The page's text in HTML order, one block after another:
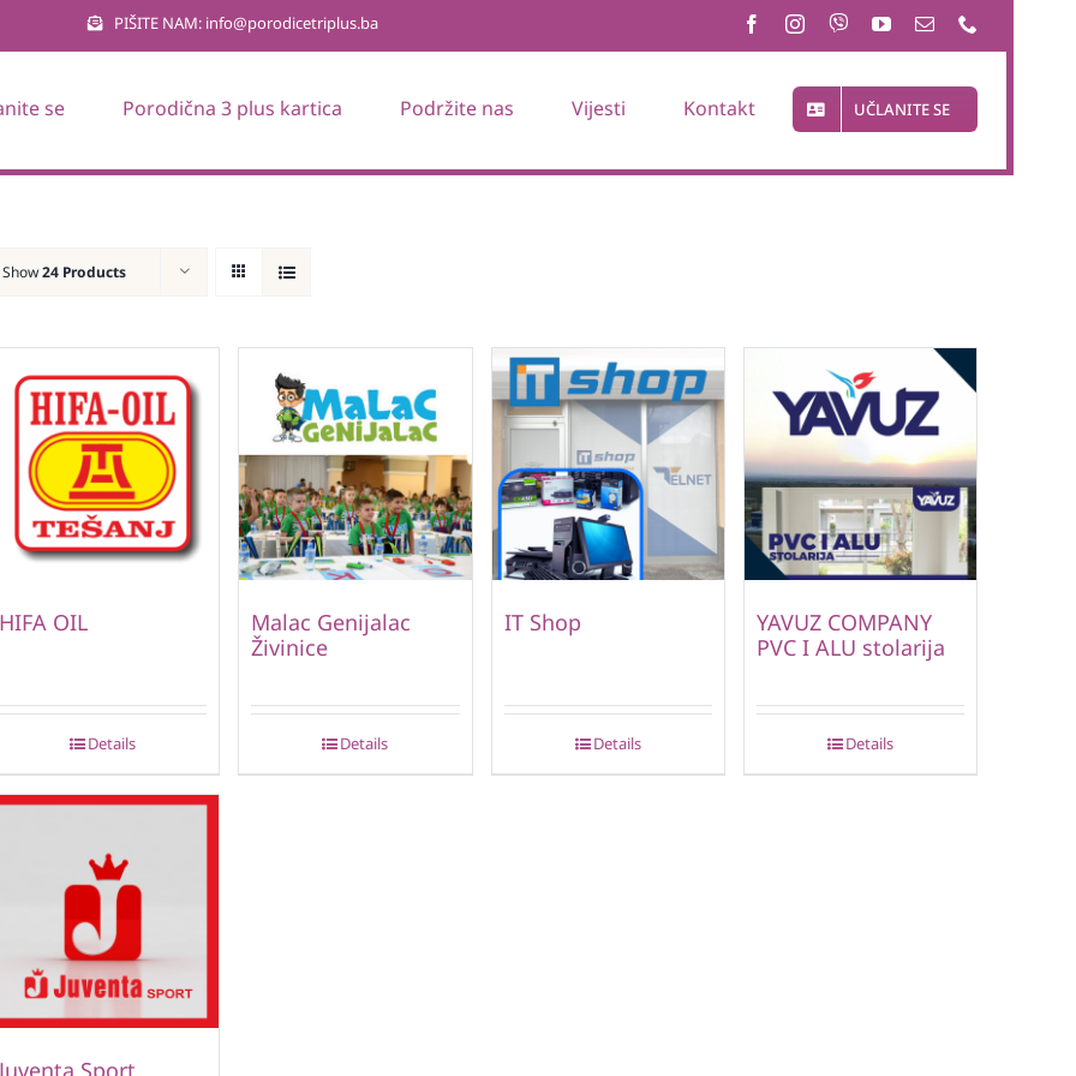
PIŠITE NAM: info@porodicetriplus.ba
se Porodična 3 plus kartica Podržite nas Vijesti Kontakt UČLANITE SE
Show24 Products
HIFA OIL
Details
Malac Genijalac
Živinice
Details
IT Shop
Details
YAVUZ COMPANY
PVC I ALU stolarija
Details
Juventa Sport